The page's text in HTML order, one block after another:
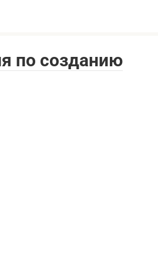
по созданию